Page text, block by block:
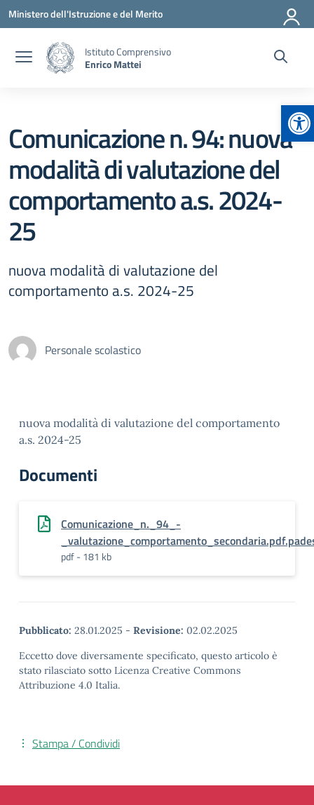
Vai ai contenuti
Vai al menu di navigazione
Vai al footer
Ministero dell'Istruzione e del Merito
Istituto Comprensivo
Enrico Mattei
Comunicazione n. 94: nuova
modalità di valutazione del
comportamento a.s. 2024-
25
nuova modalità di valutazione del
comportamento a.s. 2024-25
Personale scolastico
nuova modalità di valutazione del comportamento
a.s. 2024-25
Documenti
Comunicazione_n._94_-
pdf - 181 kb
Pubblicato: 28.01.2025 - Revisione: 02.02.2025
Eccetto dove diversamente specificato, questo articolo è
stato rilasciato sotto Licenza Creative Commons
Attribuzione 4.0 Italia.
Stampa / Condividi